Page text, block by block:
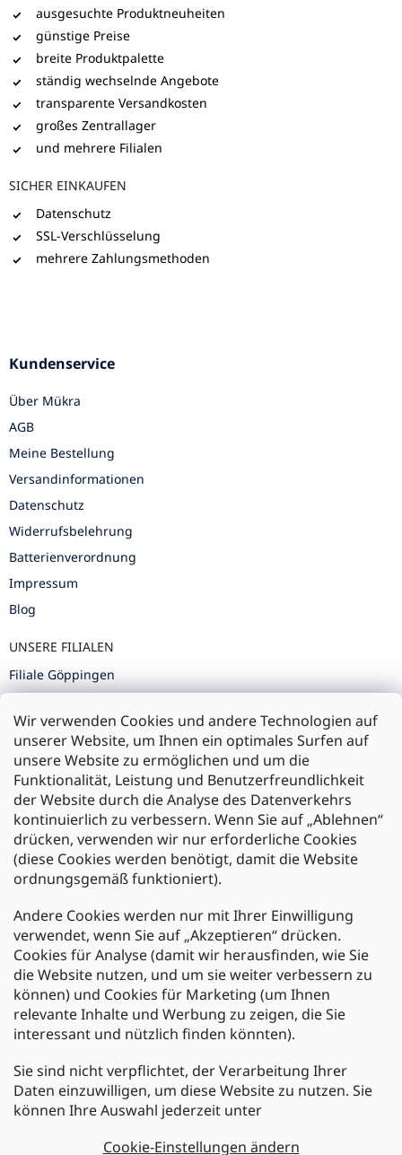
Wir verwenden Cookies und andere Technologien auf
unserer Website, um Ihnen ein optimales Surfen auf
unsere Website zu ermöglichen und um die
Funktionalität, Leistung und Benutzerfreundlichkeit
der Website durch die Analyse des Datenverkehrs
kontinuierlich zu verbessern. Wenn Sie auf „Ablehnen“
drücken, verwenden wir nur erforderliche Cookies
(diese Cookies werden benötigt, damit die Website
ordnungsgemäß funktioniert).
Andere Cookies werden nur mit Ihrer Einwilligung
verwendet, wenn Sie auf „Akzeptieren“ drücken.
Cookies für Analyse (damit wir herausfinden, wie Sie
die Website nutzen, und um sie weiter verbessern zu
können) und Cookies für Marketing (um Ihnen
relevante Inhalte und Werbung zu zeigen, die Sie
interessant und nützlich finden könnten).
Sie sind nicht verpflichtet, der Verarbeitung Ihrer
Daten einzuwilligen, um diese Website zu nutzen. Sie
können Ihre Auswahl jederzeit unter
Cookie-Einstellungen ändern
ausgesuchte Produktneuheiten
günstige Preise
breite Produktpalette
ständig wechselnde Angebote
transparente Versandkosten
großes Zentrallager
und mehrere Filialen
SICHER EINKAUFEN
Datenschutz
SSL-Verschlüsselung
mehrere Zahlungsmethoden
Kundenservice
Über Mükra
AGB
Meine Bestellung
Versandinformationen
Datenschutz
Widerrufsbelehrung
Batterienverordnung
Impressum
Blog
UNSERE FILIALEN
Filiale Göppingen
Filiale Ulm
Zahlung und Versand
Versand mit:
Zahlarten:
Newsletter abonnieren
Legen Sie Ihre E-Mail ein und wir werden Ihnen Informationen
über neue Produkte in unserem E-Shop zusenden.